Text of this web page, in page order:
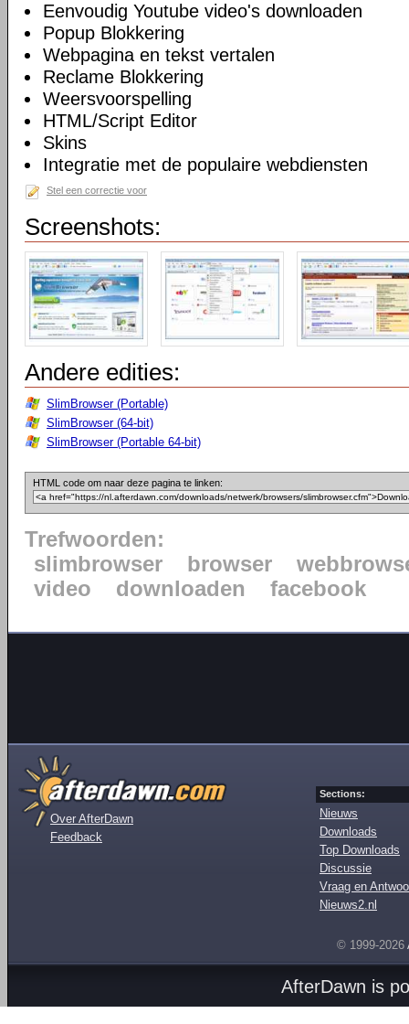
Eenvoudig Youtube video's downloaden
Popup Blokkering
Webpagina en tekst vertalen
Reclame Blokkering
Weersvoorspelling
HTML/Script Editor
Skins
Integratie met de populaire webdiensten
Stel een correctie voor
Screenshots:
Andere edities:
SlimBrowser (Portable)
SlimBrowser (64-bit)
SlimBrowser (Portable 64-bit)
HTML code om naar deze pagina te linken:
Trefwoorden:
slimbrowser
browser
video
downloaden facebook
Over AfterDawn
Feedback
Sections:
Nieuws
Downloads
Top Downloads
Discussie
Vraag en
Nieuws2.nl
© 1999-2026
AfterDawn is